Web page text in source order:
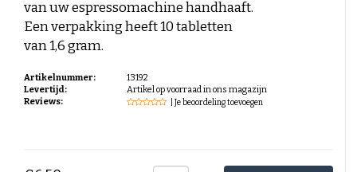
Espresso-rub
Peppermint Mocha
Gingerbread Latte
Laagjes Koffie
Nagerechten en gebak met Koffie
van uw espressomachine handhaaft.
Een verpakking heeft 10 tabletten
van 1,6 gram.
Artikelnummer:
13192
Levertijd:
Artikel op voorraad in ons magazijn
Reviews:
| Je beoordeling toevoegen